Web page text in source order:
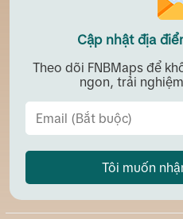
Cập nhật địa
Theo dõi FNBMaps để
ngon, trải
Tôi muốn